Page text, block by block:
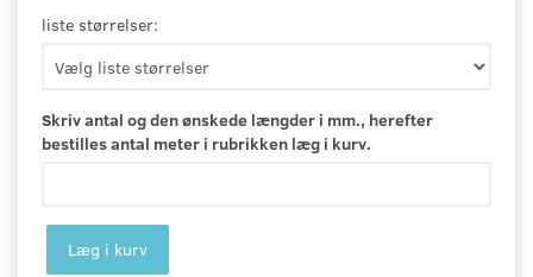
liste størrelser:
Skriv antal og den ønskede længder i mm., herefter
bestilles antal meter i rubrikken læg i kurv.
Læg i kurv